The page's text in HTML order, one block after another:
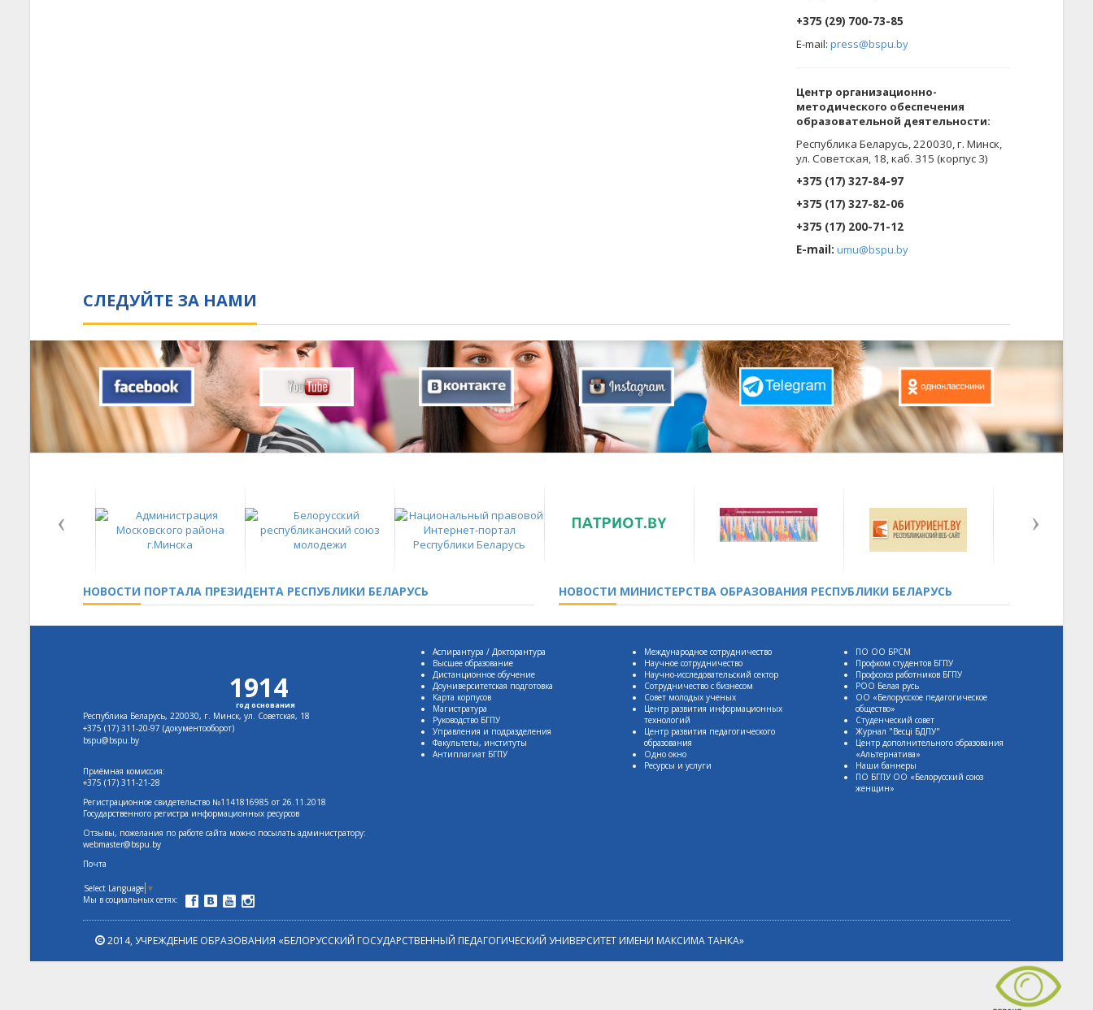
+375 (29) 700-73-85
E-mail:press@bspu.by
Центр организационно-
методического обеспечения
образовательной деятельности:
Республика Беларусь, 220030, г. Минск,
ул. Советская, 18, каб. 315 (корпус 3)
+375 (17) 327-84-97
+375 (17) 327-82-06
+375 (17) 200-71-12
E-mail:umu@bspu.by
СЛЕДУЙТЕ ЗА НАМИ
НОВОСТИ ПОРТАЛА ПРЕЗИДЕНТА РЕСПУБЛИКИ БЕЛАРУСЬ НОВОСТИ МИНИСТЕРСТВА ОБРАЗОВАНИЯ РЕСПУБЛИКИ БЕЛАРУСЬ
1914
год основания
Республика Беларусь, 220030, г. Минск, ул. Советская, 18
+375 (17) 311-20-97 (документооборот)
bspu@bspu.by
Приёмная комиссия:
+375 (17) 311-21-28
Регистрационное свидетельство №1141816985 от 26.11.2018
Государственного регистра информационных ресурсов
Отзывы, пожелания по работе сайта можно посылать администратору:
webmaster@bspu.by
Почта
Select Language ▼
Мы в социальных сетях:
Аспирантура / Докторантура
Высшее образование
Дистанционное обучение
Доуниверситетская подготовка
Карта корпусов
Магистратура
Руководство БГПУ
Управления и подразделения
Факультеты, институты
Антиплагиат БГПУ
Международное сотрудничество
Научное сотрудничество
Научно-исследовательский сектор
Сотрудничество с бизнесом
Совет молодых ученых
Центр развития информационных
технологий
Центр развития педагогического
образования
Одно окно
Ресурсы и услуги
ПО ОО БРСМ
Профком студентов БГПУ
Профсоюз работников БГПУ
РОО Белая русь
ОО «Белорусское педагогическое
общество»
Студенческий совет
Журнал "Весцi БДПУ"
Центр дополнительного образования
«Альтернатива»
Наши баннеры
ПО БГПУ ОО «Белорусский союз
женщин»
2014, УЧРЕЖДЕНИЕ ОБРАЗОВАНИЯ «БЕЛОРУССКИЙ ГОСУДАРСТВЕННЫЙ ПЕДАГОГИЧЕСКИЙ УНИВЕРСИТЕТ ИМЕНИ МАКСИМА ТАНКА»